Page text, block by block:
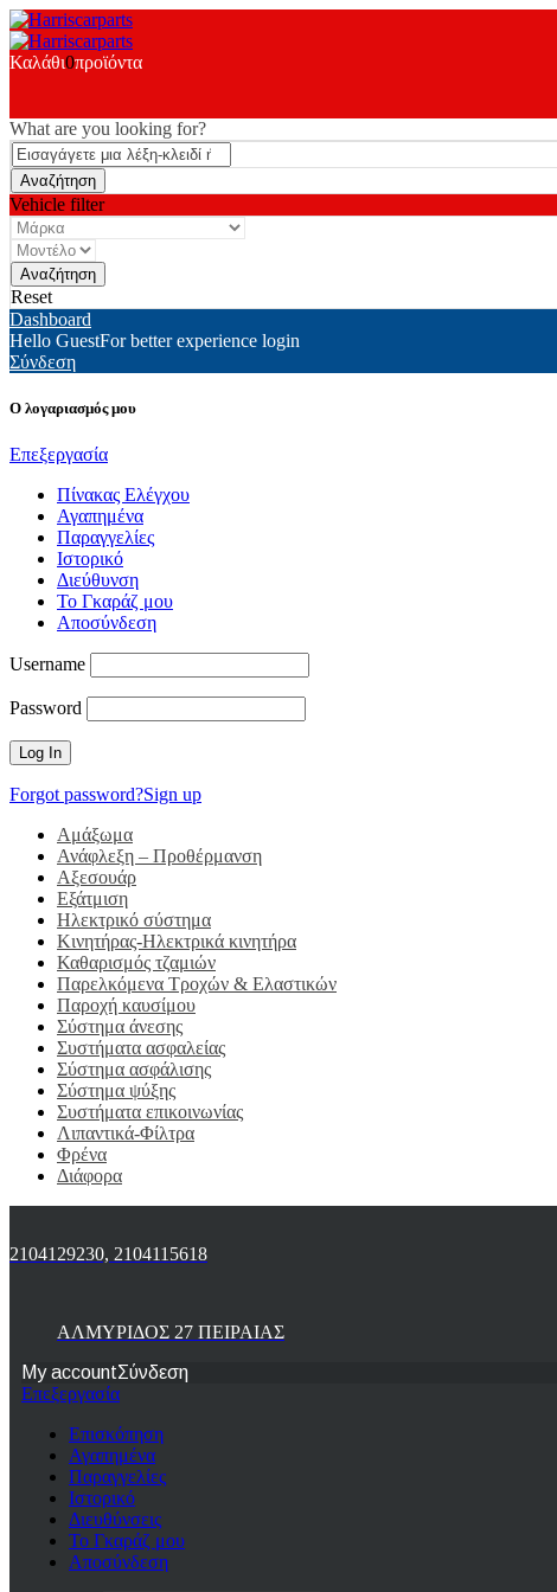
Καλάθι0προϊόντα
What are you looking for?
Vehicle filter
Reset
Dashboard
Hello GuestFor better experience login
Σύνδεση
Ο λογαριασμός μου
Επεξεργασία
Πίνακας Ελέγχου
Αγαπημένα
Παραγγελίες
Ιστορικό
Διεύθυνση
Το Γκαράζ μου
Αποσύνδεση
Username
Password
Forgot password?Sign up
Αμάξωμα
Ανάφλεξη – Προθέρμανση
Αξεσουάρ
Εξάτμιση
Ηλεκτρικό σύστημα
Κινητήρας-Ηλεκτρικά κινητήρα
Καθαρισμός τζαμιών
Παρελκόμενα Τροχών & Ελαστικών
Παροχή καυσίμου
Σύστημα άνεσης
Συστήματα ασφαλείας
Σύστημα ασφάλισης
Σύστημα ψύξης
Συστήματα επικοινωνίας
Λιπαντικά-Φίλτρα
Φρένα
Διάφορα
2104129230, 2104115618
ΑΛΜΥΡΙΔΟΣ 27 ΠΕΙΡΑΙΑΣ
My accountΣύνδεση
Επεξεργασία
Επισκόπηση
Αγαπημένα
Παραγγελίες
Ιστορικό
Διευθύνσεις
Το Γκαράζ μου
Αποσύνδεση